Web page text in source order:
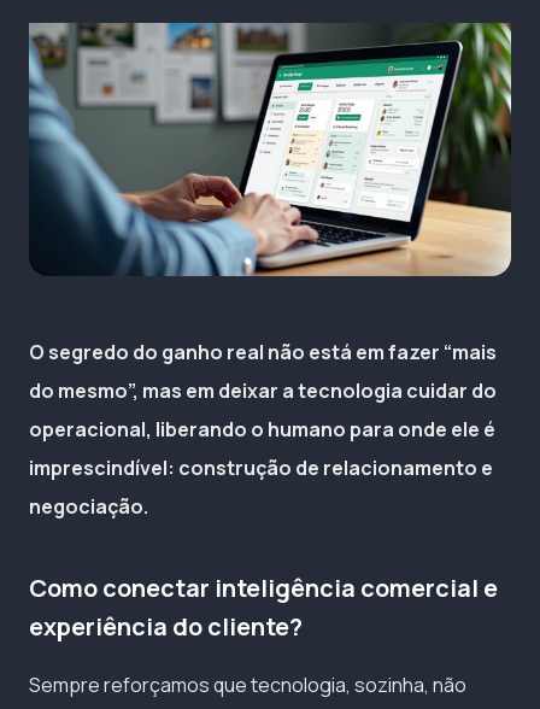
O segredo do ganho real não está em fazer “mais
do mesmo”, mas em deixar a tecnologia cuidar do
operacional, liberando o humano para onde ele é
imprescindível: construção de relacionamento e
negociação.
Como conectar inteligência comercial e
experiência do cliente?
Sempre reforçamos que tecnologia, sozinha, não